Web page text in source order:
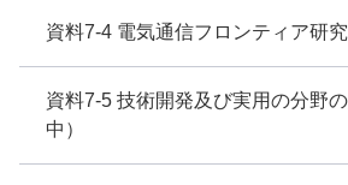
資料7-4 電気通信フロンティア研
資料7-5 技術開発及び実用の分野
中）